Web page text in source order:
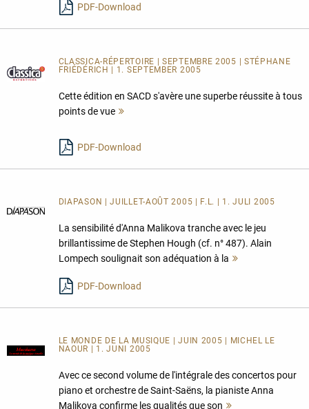
PDF-Download
CLASSICA-RÉPERTOIRE | SEPTEMBRE 2005 | STÉPHANE
FRIÉDÉRICH | 1. SEPTEMBER 2005
Cette édition en SACD s'avère une superbe réussite à tous
points de vue
PDF-Download
DIAPASON | JUILLET-AOÛT 2005 | F.L. | 1. JULI 2005
La sensibilité d'Anna Malikova tranche avec le jeu
brillantissime de Stephen Hough (cf. n° 487). Alain
Lompech soulignait son adéquation à la
PDF-Download
LE MONDE DE LA MUSIQUE | JUIN 2005 | MICHEL LE
NAOUR | 1. JUNI 2005
Avec ce second volume de l'intégrale des concertos pour
piano et orchestre de Saint-Saëns, la pianiste Anna
Malikova confirme les qualités que son